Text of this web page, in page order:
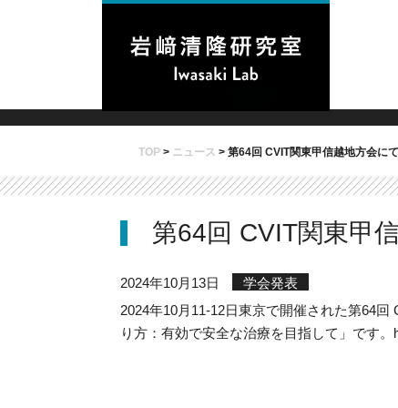
TOP > ニュース > 第64回 CVIT関東甲信越地方会に
第64回 CVIT関東甲
2024年10月13日
学会発表
2024年10月11-12日東京で開催された第64
り方：有効で安全な治療を目指して」です。